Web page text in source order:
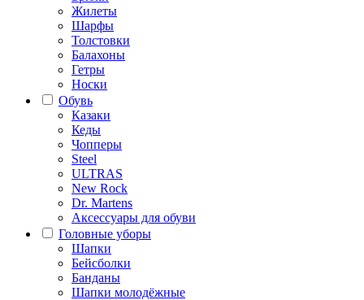
Жилеты
Шарфы
Толстовки
Балахоны
Гетры
Носки
Обувь
Казаки
Кеды
Чопперы
Steel
ULTRAS
New Rock
Dr. Martens
Аксессуары для обуви
Головные уборы
Шапки
Бейсболки
Банданы
Шапки молодёжные